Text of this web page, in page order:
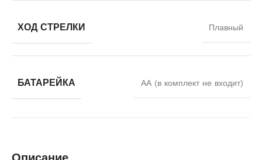
ХОД СТРЕЛКИ Плавный
БАТАРЕЙКА АА (в комплект не входит)